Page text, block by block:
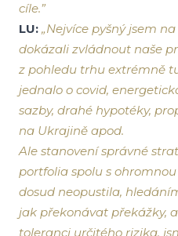
cíle.”
LU: „Nejvíce pyšný jsem
dokázali zvládnout naše
z pohledu trhu extrémně
jednalo o covid,
sazby, drahé hypotéky,
na Ukrajině apod.
Ale stanovení správné
portfolia spolu s
dosud neopustila,
jak překonávat překážky,
toleranci určitého rizika,